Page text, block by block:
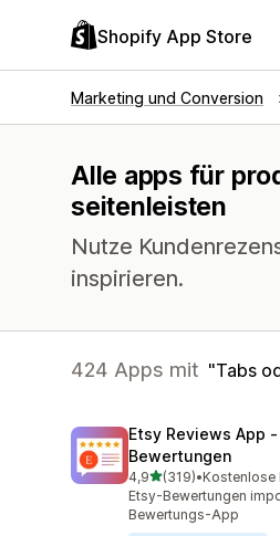
Shopify App Store
Marketing und Conversion
Alle apps für
seitenleisten
Nutze
inspirieren.
424 Apps mit Tabs
Etsy Reviews App ‑
Bewertungen
4,9von 5 Sternen
(319)
319 Rezensionen
•Kostenlose
Etsy-Bewertungen
Bewertungs-App